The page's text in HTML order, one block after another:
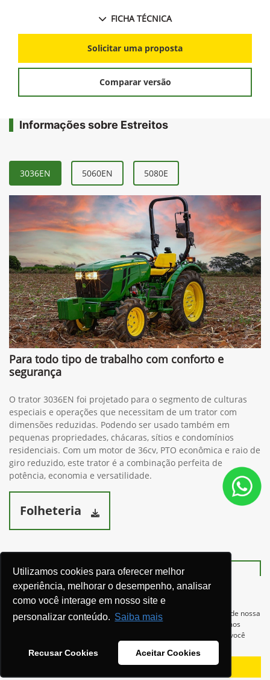
Utilizamos cookies para oferecer melhor
experiência, melhorar o desempenho, analisar
como você interage em nosso site e
personalizar conteúdo. Saiba mais
Recusar Cookies Aceitar Cookies
FICHA TÉCNICA
Solicitar uma proposta
Comparar versão
Informações sobre Estreitos
3036EN 5060EN 5080E
Para todo tipo de trabalho com conforto e
segurança
O trator 3036EN foi projetado para o segmento de culturas
especiais e operações que necessitam de um trator com
dimensões reduzidas. Podendo ser usado também em
pequenas propriedades, chácaras, sítios e condomínios
residenciais. Com um motor de 36cv, PTO econômica e raio de
giro reduzido, este trator é a combinação perfeita de
potência, economia e versatilidade.
Folheteria
Ver telefones
Para otimizar sua experiência durante a navegação, fazemos uso de nossa
política de cookies e para proteger seus dados pessoais respeitamos
. Ao seguir com a navegação e visita você
Recusar